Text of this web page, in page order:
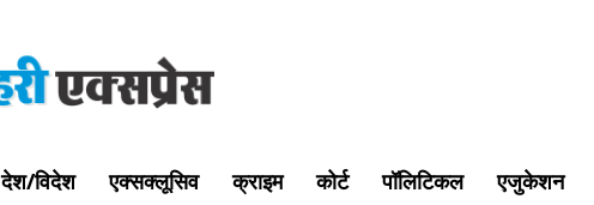
देश/विदेश एक्सक्लूसिव क्राइम कोर्ट पॉलिटिकल एजुकेशन